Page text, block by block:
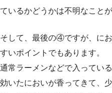
ているかどうかは不明なことが
そして、最後の④ですが、に
すいポイントでもあります。
通常ラーメンなどで入ってい
効いたにおいが香ってきて、